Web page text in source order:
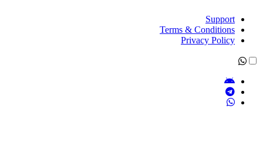
Support
Terms & Conditions
Privacy Policy